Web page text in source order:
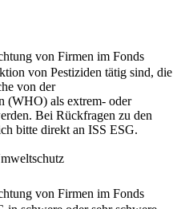
von Firmen im Fonds
von Pestiziden tätig sind, die
von der
(WHO) als extrem- oder
Bei Rückfragen zu den
bitte direkt an ISS ESG.
von Firmen im Fonds